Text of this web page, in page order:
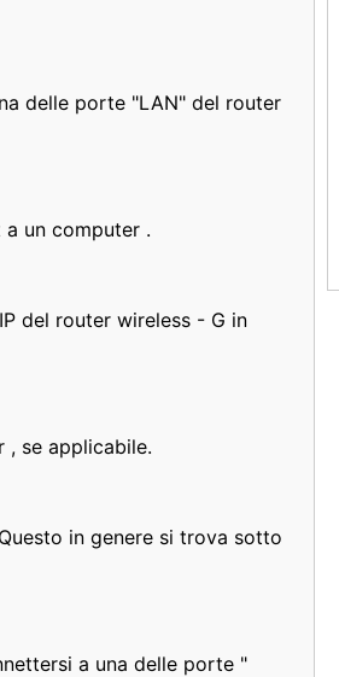
delle porte "LAN" del router
un computer .
del router wireless - G in
, se applicabile.
in genere si trova sotto
a una delle porte "